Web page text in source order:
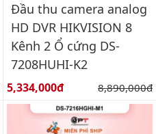
Đầu thu camera analog
HD DVR HIKVISION 8
Kênh 2 Ổ cứng DS-
7208HUHI-K2
Giá bán:
5,334,000đ Giá gốc:
8,890,000đ